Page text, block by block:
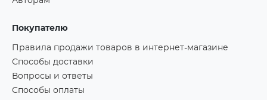
Покупателю
Правила продажи товаров в интернет-магазине
Способы доставки
Вопросы и ответы
Способы оплаты